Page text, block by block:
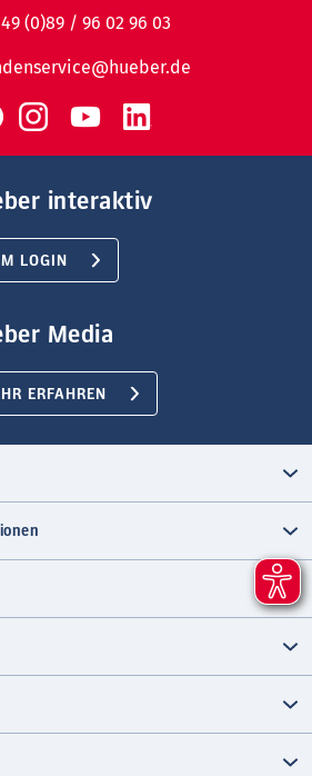
(0)89 / 96 02 96 03
interaktiv
LOGIN
Media
ERFAHREN